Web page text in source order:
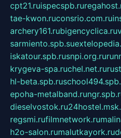
cpt21.ruispecspb.ru
tae-kwon.ruconsrio.com.ru
archery161.rubigencyclica.ru
sarmiento.spb.su
iskatour.spb.rusnpi.org.ru
krygeva-spa.ruchel.net.ru
hl-beta.spb.ru
epoha-metalband.ru
dieselvostok.ru
regsmi.rufilmnetwork.ru
h2o-salon.rumalutkayork.ru